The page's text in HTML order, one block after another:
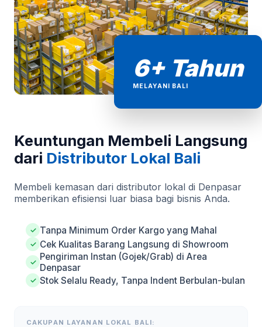
6+ Tahun
MELAYANI BALI
Keuntungan Membeli Langsung
dari Distributor Lokal Bali
Membeli kemasan dari distributor lokal di Denpasar
memberikan efisiensi luar biasa bagi bisnis Anda.
✓ Tanpa Minimum Order Kargo yang Mahal
✓ Cek Kualitas Barang Langsung di Showroom
✓ Pengiriman Instan (Gojek/Grab) di Area
Denpasar
✓ Stok Selalu Ready, Tanpa Indent Berbulan-bulan
CAKUPAN LAYANAN LOKAL BALI: